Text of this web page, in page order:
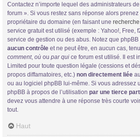
Contactez n’importe lequel des administrateurs
forum ». Si vous restez sans réponse alors prenez
propriétaire du domaine (en faisant une
service gratuit est utilisé (exemple : Yahoo!, Free,
service de gestion ou des abus. Notez que phpBB
aucun contrôle et ne peut être, en aucun cas,
comment, où ou par qui ce forum est utilisé. Il est
Limited pour toute question légale (cessions et
propos diffamatoires, etc.) non directement liée
ou au logiciel phpBB lui-même. Si vous adressez
phpBB à propos de l’utilisation par une tierce
devez vous attendre à une réponse très courte
tout.
Haut